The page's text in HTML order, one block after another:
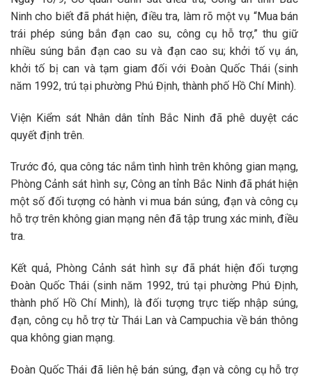
Ninh cho biết đã phát hiện, điều tra, làm rõ một vụ “Mua bán
trái phép súng bắn đạn cao su, công cụ hỗ trợ,” thu giữ
nhiều súng bắn đạn cao su và đạn cao su; khởi tố vụ án,
khởi tố bị can và tạm giam đối với Đoàn Quốc Thái (sinh
năm 1992, trú tại phường Phú Định, thành phố Hồ Chí Minh).
Viện Kiểm sát Nhân dân tỉnh Bắc Ninh đã phê duyệt các
quyết định trên.
Trước đó, qua công tác nắm tình hình trên không gian mạng,
Phòng Cảnh sát hình sự, Công an tỉnh Bắc Ninh đã phát hiện
một số đối tượng có hành vi mua bán súng, đạn và công cụ
hỗ trợ trên không gian mạng nên đã tập trung xác minh, điều
tra.
Kết quả, Phòng Cảnh sát hình sự đã phát hiện đối tượng
Đoàn Quốc Thái (sinh năm 1992, trú tại phường Phú Định,
thành phố Hồ Chí Minh), là đối tượng trực tiếp nhập súng,
đạn, công cụ hỗ trợ từ Thái Lan và Campuchia về bán thông
qua không gian mạng.
Đoàn Quốc Thái đã liên hệ bán súng, đạn và công cụ hỗ trợ